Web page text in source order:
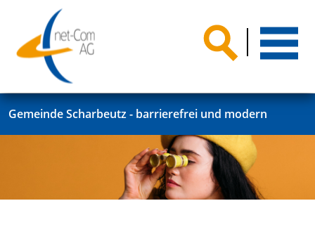
Gemeinde Scharbeutz - barrierefrei und modern